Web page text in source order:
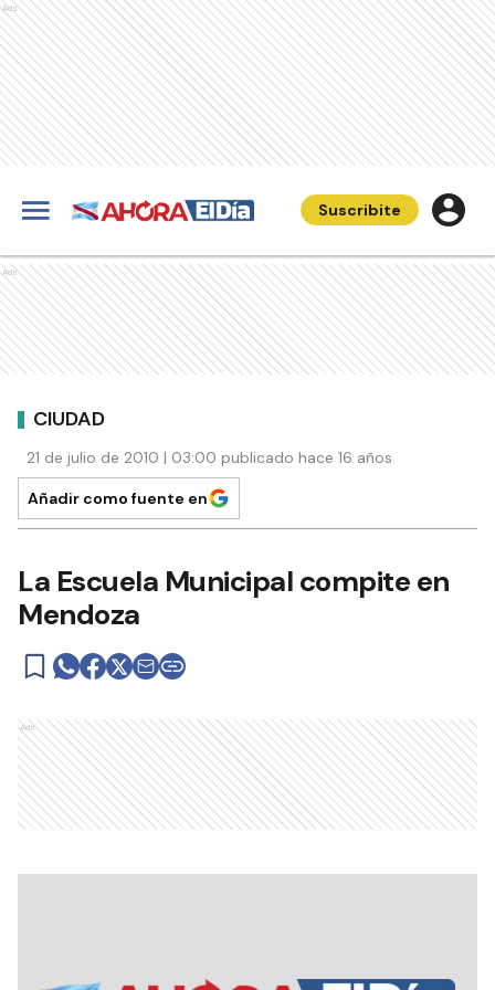
Ads
Suscribite
Ads
CIUDAD
21 de julio de 2010 | 03:00 publicado hace 16 años
Añadir como fuente en
La Escuela Municipal compite en
Mendoza
Ads